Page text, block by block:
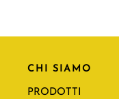
CHI SIAMO
PRODOTTI